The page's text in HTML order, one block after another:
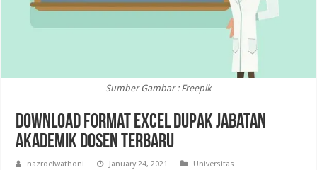
Sumber Gambar : Freepik
Download Format Excel DUPAK Jabatan
Akademik Dosen Terbaru
nazroelwathoni January 24, 2021
Universitas